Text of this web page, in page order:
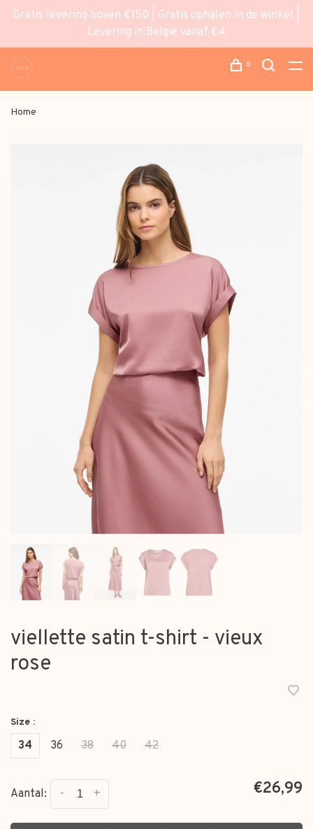
Gratis levering boven €150 | Gratis ophalen in de winkel |
Levering in België vanaf €4
0
Home
viellette satin t-shirt - vieux
rose
Size :
34 36 38 40 42
Aantal: +
- €26,99